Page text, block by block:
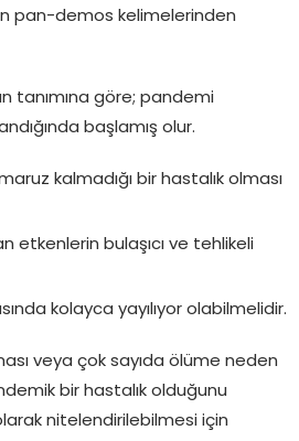
pan-demos kelimelerinden
tanımına göre; pandemi
başlamış olur.
kalmadığı bir hastalık olması
etkenlerin bulaşıcı ve tehlikeli
kolayca yayılıyor olabilmelidir.
veya çok sayıda ölüme neden
bir hastalık olduğunu
nitelendirilebilmesi için